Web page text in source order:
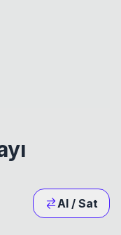
Al / Sat